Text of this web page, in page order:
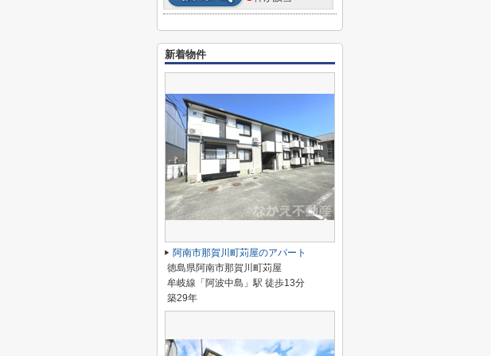
新着物件
阿南市那賀川町苅屋のアパート
徳島県阿南市那賀川町苅屋
牟岐線「阿波中島」駅 徒歩13分
築29年